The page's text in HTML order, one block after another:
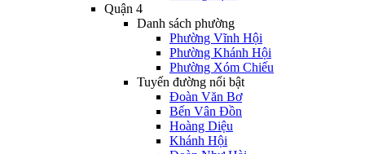
Quận 4
Danh sách phường
Phường Vĩnh Hội
Phường Khánh Hội
Phường Xóm Chiếu
Tuyến đường nổi bật
Đoàn Văn Bơ
Bến Vân Đồn
Hoàng Diệu
Khánh Hội